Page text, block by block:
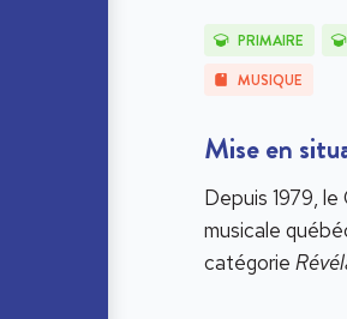
PRIMAIRE
MUSIQUE
Mise en
Depuis 1979,
musicale
catégorie